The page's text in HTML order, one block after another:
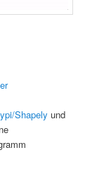
Shapely und